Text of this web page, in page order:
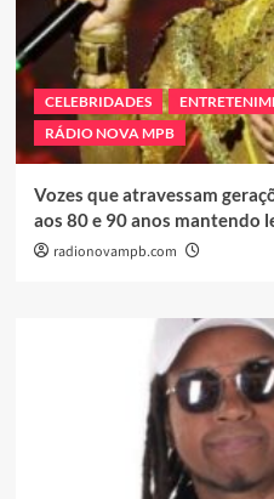
CELEBRIDADES
RÁDIO NOVA MPB
Vozes que atravessam
aos 80 e 90 anos mantendo
radionovampb.com